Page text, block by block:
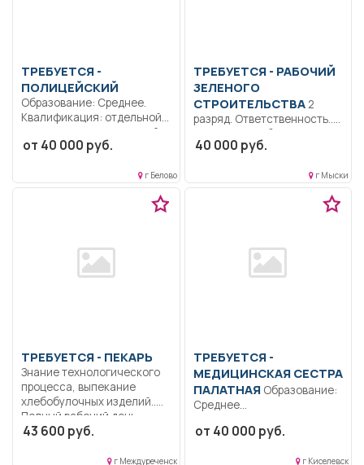
ТРЕБУЕТСЯ -
ПОЛИЦЕЙСКИЙ
Образование: Среднее.
Квалификация: отдельной
роты патрульно-постовой
службы полиции..
от 40 000 руб.
г Белово
ТРЕБУЕТСЯ - РАБОЧИЙ
ЗЕЛЕНОГО
СТРОИТЕЛЬСТВА2
разряд. Ответственность..
Выполняет работы при
закладке зеленых
40 000 руб.
г Мыски
ТРЕБУЕТСЯ - ПЕКАРЬ
Знание технологического
процесса, выпекание
хлебобулочных изделий..
Полный рабочий день..
43 600 руб.
г Междуреченск
ТРЕБУЕТСЯ -
МЕДИЦИНСКАЯ СЕСТРА
ПАЛАТНАЯОбразование:
Среднее
Коммуникабельность.
от 40 000 руб.
г Киселевск